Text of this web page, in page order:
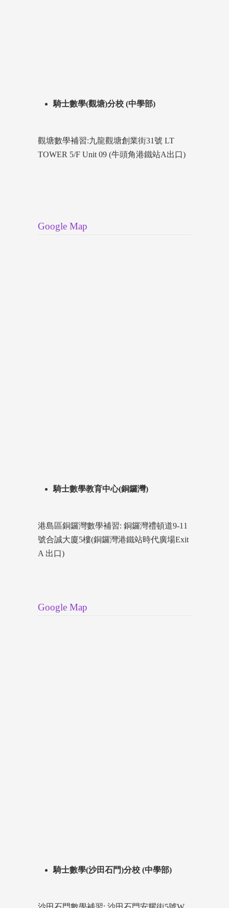
騎士數學(觀塘)分校 (中學部)
觀塘數學補習:九龍觀塘創業街31號 LT
TOWER 5/F Unit 09 (牛頭角港鐵站A出口)
Google Map
騎士數學教育中心(銅鑼灣)
港島區銅鑼灣數學補習: 銅鑼灣禮頓道9-11
號合誠大廈5樓(銅鑼灣港鐵站時代廣場Exit
A 出口)
Google Map
騎士數學(沙田石門)分校 (中學部)